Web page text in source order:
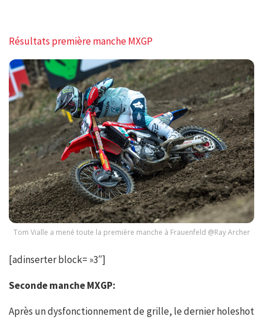
Résultats première manche MXGP
Tom Vialle a mené toute la première manche à Frauenfeld @Ray Archer
[adinserter block= »3″]
Seconde manche MXGP:
Après un dysfonctionnement de grille, le dernier holeshot